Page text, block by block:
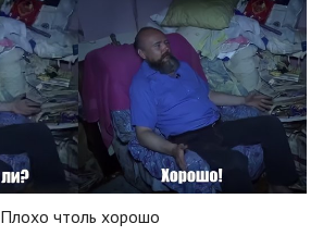
Плохо чтоль хорошо